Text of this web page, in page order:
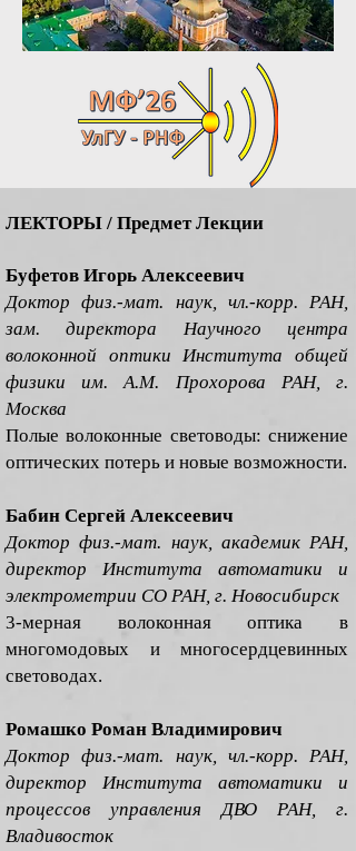
ЛЕКТОРЫ / Предмет Лекции
Буфетов Игорь Алексеевич
Доктор физ.-мат. наук, чл.-корр. РАН,
зам. директора Научного центра
волоконной оптики Института общей
физики им. А.М. Прохорова РАН, г.
Москва
Полые волоконные световоды: снижение
оптических потерь и новые возможности.
Бабин Сергей Алексеевич
Доктор физ.-мат. наук, академик РАН,
директор Института автоматики и
электрометрии СО РАН, г. Новосибирск
3-мерная волоконная оптика в
многомодовых и многосердцевинных
световодах.
Ромашко Роман Владимирович
Доктор физ.-мат. наук, чл.-корр. РАН,
директор Института автоматики и
процессов управления ДВО РАН, г.
Владивосток